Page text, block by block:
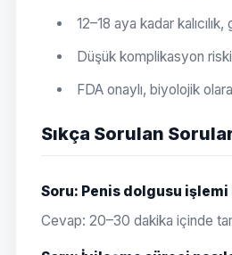
12–18 aya kadar
Düşük komplikasyon riski
FDA onaylı, biyolojik
Sıkça Sorulan
Soru: Penis dolgusu
Cevap: 20–30 dakika içinde